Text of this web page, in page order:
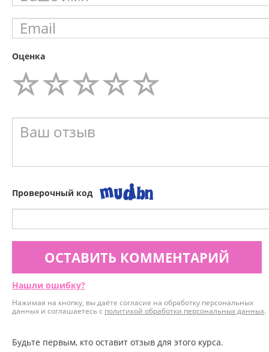
Оценка
Проверочный код
ОСТАВИТЬ КОММЕНТАРИЙ
Нашли ошибку?
Нажимая на кнопку, вы даёте согласие на обработку персональных
данных и соглашаетесь с политикой обработки персональных данных.
Будьте первым, кто оставит отзыв для этого курса.